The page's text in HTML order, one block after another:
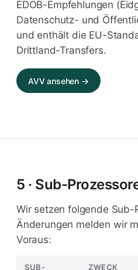
EDÖB-Empfehlungen
Datenschutz- und
und enthält die EU-
Drittland-Transfers.
AVV ansehen →
5 · Sub-
Wir setzen folgende Sub-
Änderungen melden wir
Voraus:
SUB- ZWECK